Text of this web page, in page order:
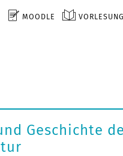
MOODLE
Geschichte